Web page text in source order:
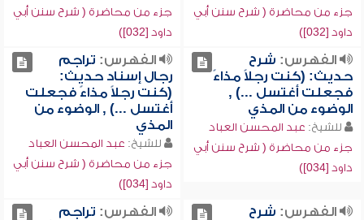
جزء من محاضرة ( شرح سنن أبي
داود [032])
جزء من محاضرة ( شرح سنن أبي
داود [032])
الفهرس: شرح
حديث: (كنت رجلاً مذاءً
فجعلت أغتسل ...) ,
الوضوء من المذي
للشيخ: عبد المحسن العباد
جزء من محاضرة ( شرح سنن أبي
داود [034])
الفهرس: تراجم
رجال إسناد حديث:
(كنت رجلاً مذاءً فجعلت
أغتسل ...) , الوضوء من
المذي
للشيخ: عبد المحسن العباد
جزء من محاضرة ( شرح سنن أبي
داود [034])
الفهرس: شرح
الفهرس: تراجم